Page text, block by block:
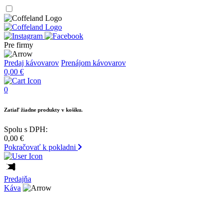
Pre firmy
Predaj kávovarov Prenájom kávovarov
0,00 €
0
Zatiaľ žiadne produkty v košíku.
Spolu s DPH:
0,00 €
Pokračovať k pokladni
Predajňa
Káva